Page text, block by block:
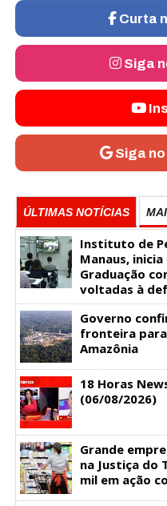
Curta
Siga
Siga
ÚLTIMAS NOTÍCIAS
Instituto de
Manaus,
Graduação
voltadas à
Governo
fronteira
Amazônia
18 Horas
(06/08/2026)
Grande
na Justiça do
mil em ação